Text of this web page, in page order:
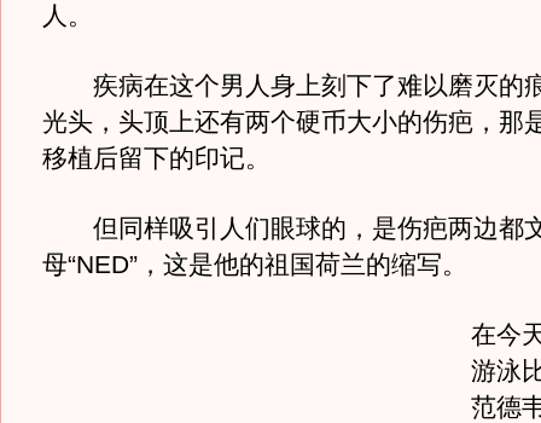
人。
疾病在这个男人身上刻下了难以磨灭的
光头，头顶上还有两个硬币大小的伤疤，那
移植后留下的印记。
但同样吸引人们眼球的，是伤疤两边都
母“NED”，这是他的祖国荷兰的缩写。
在今
游泳
范德